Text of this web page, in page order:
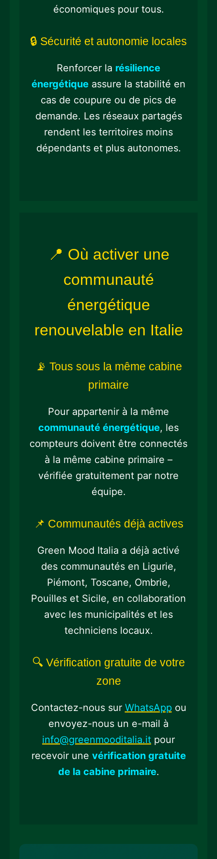
économiques pour tous.
🔒 Sécurité et autonomie locales
Renforcer la résilience
énergétique assure la stabilité en
cas de coupure ou de pics de
demande. Les réseaux partagés
rendent les territoires moins
dépendants et plus autonomes.
📍 Où activer une
communauté
énergétique
renouvelable en Italie
📡 Tous sous la même cabine
primaire
Pour appartenir à la même
communauté énergétique, les
compteurs doivent être connectés
à la même cabine primaire –
vérifiée gratuitement par notre
équipe.
📌 Communautés déjà actives
Green Mood Italia a déjà activé
des communautés en Ligurie,
Piémont, Toscane, Ombrie,
Pouilles et Sicile, en collaboration
avec les municipalités et les
techniciens locaux.
🔍 Vérification gratuite de votre
zone
Contactez-nous sur WhatsApp ou
envoyez-nous un e-mail à
info@greenmooditalia.it pour
recevoir une vérification gratuite
de la cabine primaire.